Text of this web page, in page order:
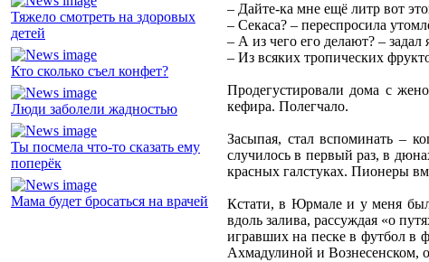
Тяжело смотреть на здоровых
детей
Кто сколько съел конфет?
Люди заболели жадностью
Ты посмела что-то сказать ему
поперёк
Мама будет бросаться на врачей
– Дайте-ка мне ещё литр вот
– Секаса? – переспросила
– А из чего его делают? –
– Из всяких тропических
Продегустировали дома с
кефира. Полегчало.
Засыпая, стал вспоминать –
случилось в первый раз, в
красных галстуках. Пионеры
Кстати, в Юрмале и у меня
вдоль залива, рассуждая «о
игравших на песке в футбол в
Ахмадулиной и Вознесенском,